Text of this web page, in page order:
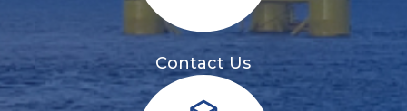
Contact Us